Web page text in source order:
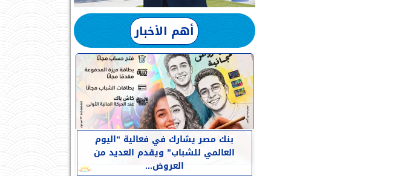
أهم الأخبار
بنك مصر يشارك في فعالية “اليوم
العالمي للشباب” ويقدم العديد من
العروض...